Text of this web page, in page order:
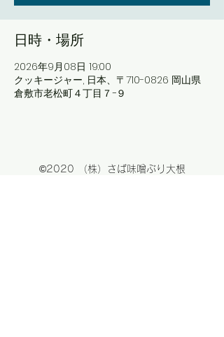
日時・場所
2026年9月08日 19:00
クッキージャー, 日本、〒710-0826 岡山県
倉敷市老松町４丁目７−９
©2020 （株）さば味噌ぶり大根